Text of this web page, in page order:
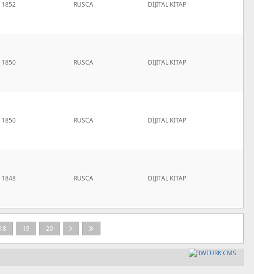
1852 RUSCA DİJİTAL KİTAP
1850 RUSCA DİJİTAL KİTAP
1850 RUSCA DİJİTAL KİTAP
1848 RUSCA DİJİTAL KİTAP
18 19 20